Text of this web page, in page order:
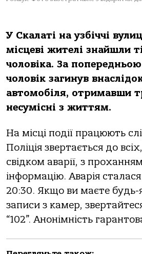
У Скалаті на узбіччі
місцеві жителі знайшли
чоловіка. За
чоловік загинув
автомобіля, отримавши
несумісні з життям.
На місці події працюють
Поліція звертається до
свідком аварії, з
інформацію. Аварія
20:30. Якщо ви маєте будь-
записи з камер,
“102”. Анонімність